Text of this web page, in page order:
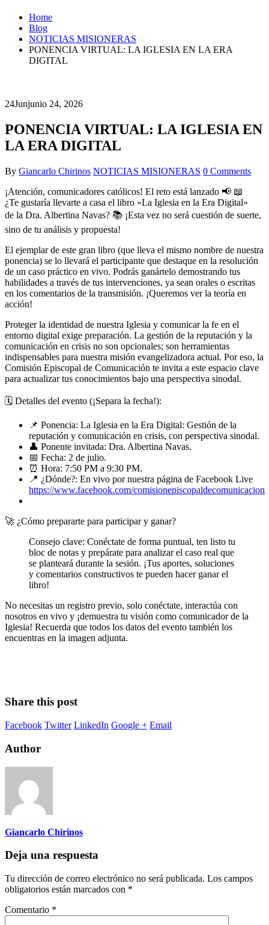
Home
Blog
NOTICIAS MISIONERAS
PONENCIA VIRTUAL: LA IGLESIA EN LA ERA
DIGITAL
24Junjunio 24, 2026
PONENCIA VIRTUAL: LA IGLESIA EN
LA ERA DIGITAL
By Giancarlo Chirinos NOTICIAS MISIONERAS 0 Comments
¡Atención, comunicadores católicos! El reto está lanzado 📢 📖
¿Te gustaría llevarte a casa el libro «La Iglesia en la Era Digital»
de la Dra. Albertina Navas? 📚 ¡Esta vez no será cuestión de suerte,
sino de tu análisis y propuesta!
El ejemplar de este gran libro (que lleva el mismo nombre de nuestra
ponencia) se lo llevará el participante que destaque en la resolución
de un caso práctico en vivo. Podrás ganártelo demostrando tus
habilidades a través de tus intervenciones, ya sean orales o escritas
en los comentarios de la transmisión. ¡Queremos ver la teoría en
acción!
Proteger la identidad de nuestra Iglesia y comunicar la fe en el
entorno digital exige preparación. La gestión de la reputación y la
comunicación en crisis no son opcionales; son herramientas
indispensables para nuestra misión evangelizadora actual. Por eso, la
Comisión Episcopal de Comunicación te invita a este espacio clave
para actualizar tus conocimientos bajo una perspectiva sinodal.
🗓️ Detalles del evento (¡Separa la fecha!):
📌 Ponencia: La Iglesia en la Era Digital: Gestión de la
reputación y comunicación en crisis, con perspectiva sinodal.
👤 Ponente invitada: Dra. Albertina Navas.
📅 Fecha: 2 de julio.
⏰ Hora: 7:50 PM a 9:30 PM.
📍 ¿Dónde?: En vivo por nuestra página de Facebook Live
https://www.facebook.com/comisionepiscopaldecomunicacion
🚀 ¿Cómo prepararte para participar y ganar?
Consejo clave: Conéctate de forma puntual, ten listo tu
bloc de notas y prepárate para analizar el caso real que
se planteará durante la sesión. ¡Tus aportes, soluciones
y comentarios constructivos te pueden hacer ganar el
libro!
No necesitas un registro previo, solo conéctate, interactúa con
nosotros en vivo y ¡demuestra tu visión como comunicador de la
Iglesia! Recuerda que todos los datos del evento también los
encuentras en la imagen adjunta.
Share this post
Facebook Twitter LinkedIn Google + Email
Author
Giancarlo Chirinos
Deja una respuesta
Tu dirección de correo electrónico no será publicada. Los campos
obligatorios están marcados con *
Comentario *